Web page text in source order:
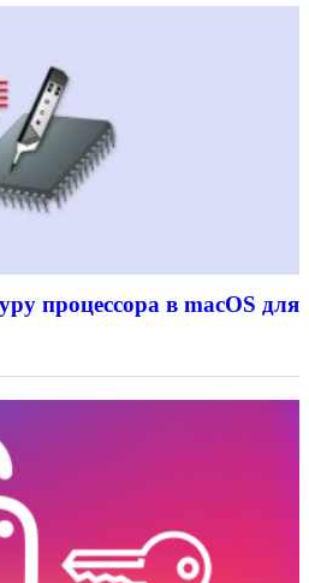
процессора в macOS для